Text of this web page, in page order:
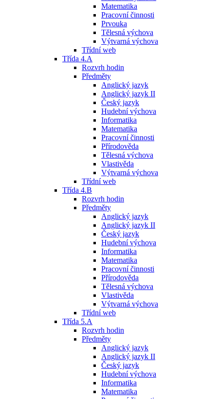
Matematika
Pracovní činnosti
Prvouka
Tělesná výchova
Výtvarná výchova
Třídní web
Třída 4.A
Rozvrh hodin
Předměty
Anglický jazyk
Anglický jazyk II
Český jazyk
Hudební výchova
Informatika
Matematika
Pracovní činnosti
Přírodověda
Tělesná výchova
Vlastivěda
Výtvarná výchova
Třídní web
Třída 4.B
Rozvrh hodin
Předměty
Anglický jazyk
Anglický jazyk II
Český jazyk
Hudební výchova
Informatika
Matematika
Pracovní činnosti
Přírodověda
Tělesná výchova
Vlastivěda
Výtvarná výchova
Třídní web
Třída 5.A
Rozvrh hodin
Předměty
Anglický jazyk
Anglický jazyk II
Český jazyk
Hudební výchova
Informatika
Matematika